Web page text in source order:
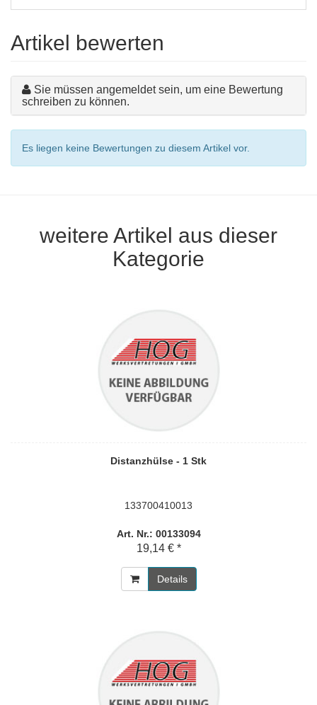
Artikel bewerten
Sie müssen angemeldet sein, um eine Bewertung
schreiben zu können.
Es liegen keine Bewertungen zu diesem Artikel vor.
weitere Artikel aus dieser
Kategorie
Distanzhülse - 1 Stk
133700410013
Art. Nr.: 00133094
19,14 € *
Details